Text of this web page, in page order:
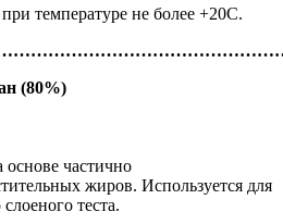
температуре не более +20С.
(80%)
частично
жиров. Используется для
теста.